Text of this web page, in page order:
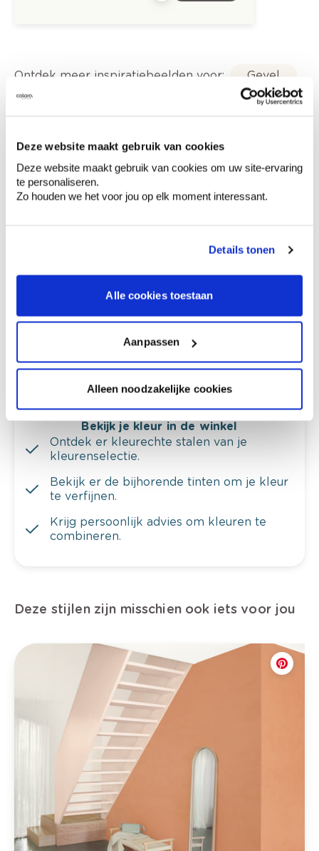
Deze website maakt gebruik van cookies
Deze website maakt gebruik van cookies om uw site-ervaring
te personaliseren.
Zo houden we het voor jou op elk moment interessant.
Details tonen
Alle cookies toestaan
Aanpassen
Alleen noodzakelijke cookies
Ontdek meer inspiratiebeelden voor: Gevel
Trendkleuren-2024
Ga samen met de kleuradviseur door je
Krijg kleuradvies op basis van de lichtinval
en je meubels.
Krijg ineens een technologische check-up
van je muren.
Bekijk je kleur in de winkel
Ontdek er kleurechte stalen van je
kleurenselectie.
Bekijk er de bijhorende tinten om je kleur
te verfijnen.
Krijg persoonlijk advies om kleuren te
combineren.
Deze stijlen zijn misschien ook iets voor jou